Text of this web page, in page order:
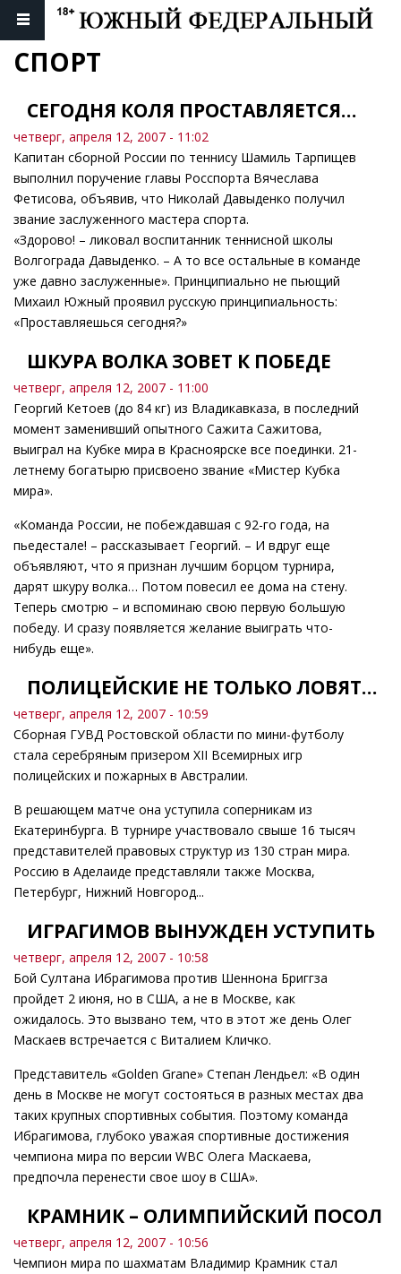
СПОРТ
СЕГОДНЯ КОЛЯ ПРОСТАВЛЯЕТСЯ…
четверг, апреля 12, 2007 - 11:02
Капитан сборной России по теннису Шамиль Тарпищев
выполнил поручение главы Росспорта Вячеслава
Фетисова, объявив, что Николай Давыденко получил
звание заслуженного мастера спорта.
«Здорово! – ликовал воспитанник теннисной школы
Волгограда Давыденко. – А то все остальные в команде
уже давно заслуженные». Принципиально не пьющий
Михаил Южный проявил русскую принципиальность:
«Проставляешься сегодня?»
ШКУРА ВОЛКА ЗОВЕТ К ПОБЕДЕ
четверг, апреля 12, 2007 - 11:00
Георгий Кетоев (до 84 кг) из Владикавказа, в последний
момент заменивший опытного Сажита Сажитова,
выиграл на Кубке мира в Красноярске все поединки. 21-
летнему богатырю присвоено звание «Мистер Кубка
мира».
«Команда России, не побеждавшая с 92-го года, на
пьедестале! – рассказывает Георгий. – И вдруг еще
объявляют, что я признан лучшим борцом турнира,
дарят шкуру волка… Потом повесил ее дома на стену.
Теперь смотрю – и вспоминаю свою первую большую
победу. И сразу появляется желание выиграть что-
нибудь еще».
ПОЛИЦЕЙСКИЕ НЕ ТОЛЬКО ЛОВЯТ…
четверг, апреля 12, 2007 - 10:59
Сборная ГУВД Ростовской области по мини-футболу
стала серебряным призером XII Всемирных игр
полицейских и пожарных в Австралии.
В решающем матче она уступила соперникам из
Екатеринбурга. В турнире участвовало свыше 16 тысяч
представителей правовых структур из 130 стран мира.
Россию в Аделаиде представляли также Москва,
Петербург, Нижний Новгород...
ИГРАГИМОВ ВЫНУЖДЕН УСТУПИТЬ
четверг, апреля 12, 2007 - 10:58
Бой Султана Ибрагимова против Шеннона Бриггза
пройдет 2 июня, но в США, а не в Москве, как
ожидалось. Это вызвано тем, что в этот же день Олег
Маскаев встречается с Виталием Кличко.
Представитель «Golden Grane» Степан Лендьел: «В один
день в Москве не могут состояться в разных местах два
таких крупных спортивных события. Поэтому команда
Ибрагимова, глубоко уважая спортивные достижения
чемпиона мира по версии WBC Олега Маскаева,
предпочла перенести свое шоу в США».
КРАМНИК – ОЛИМПИЙСКИЙ ПОСОЛ
четверг, апреля 12, 2007 - 10:56
Чемпион мира по шахматам Владимир Крамник стал